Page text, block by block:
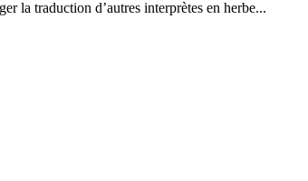
la traduction d’autres interprètes en herbe...